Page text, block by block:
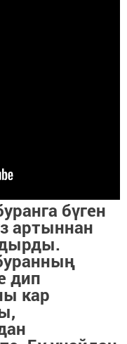
бүген
артыннан
дип
кар